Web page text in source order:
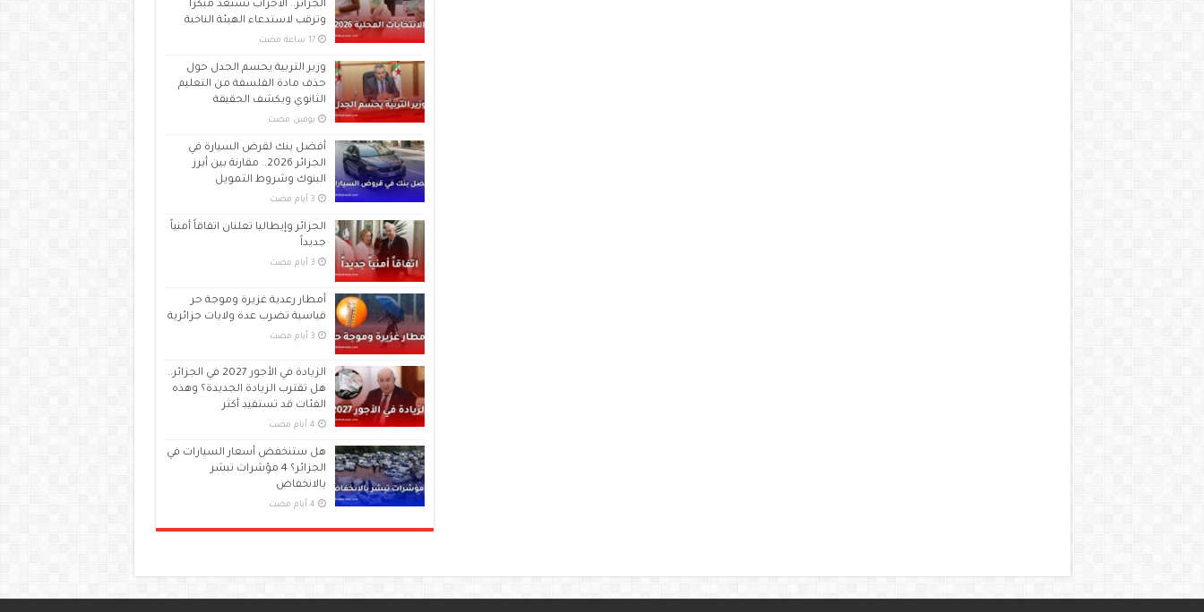
الجزائر.. الأحزاب تستعد مبكرًا
وترقب لاستدعاء الهيئة الناخبة
‏17 ساعة مضت
وزير التربية يحسم الجدل حول
حذف مادة الفلسفة من التعليم
الثانوي ويكشف الحقيقة
‏يومين مضت
أفضل بنك لقرض السيارة في
الجزائر 2026.. مقارنة بين أبرز
البنوك وشروط التمويل
الجزائر وإيطاليا تعلنان اتفاقاً أمنياً
جديداً
أمطار رعدية غزيرة وموجة حر
قياسية تضرب عدة ولايات جزائرية
الزيادة في الأجور 2027 في الجزائر..
هل تقترب الزيادة الجديدة؟ وهذه
الفئات قد تستفيد أكثر
هل ستنخفض أسعار السيارات في
الجزائر؟ 4 مؤشرات تبشر
بالانخفاض